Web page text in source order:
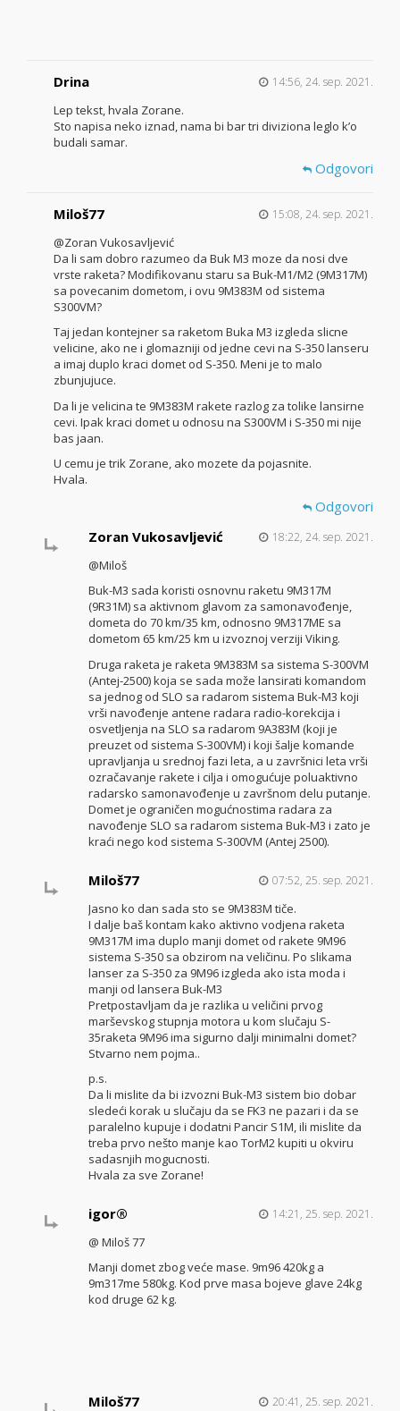
Drina 14:56, 24. sep. 2021.
Lep tekst, hvala Zorane.
Sto napisa neko iznad, nama bi bar tri diviziona leglo k’o
budali samar.
Odgovori
Miloš77 15:08, 24. sep. 2021.
@Zoran Vukosavljević
Da li sam dobro razumeo da Buk M3 moze da nosi dve
vrste raketa? Modifikovanu staru sa Buk-M1/M2 (9M317M)
sa povecanim dometom, i ovu 9M383M od sistema
S300VM?
Taj jedan kontejner sa raketom Buka M3 izgleda slicne
velicine, ako ne i glomazniji od jedne cevi na S-350 lanseru
a imaj duplo kraci domet od S-350. Meni je to malo
zbunjujuce.
Da li je velicina te 9M383M rakete razlog za tolike lansirne
cevi. Ipak kraci domet u odnosu na S300VM i S-350 mi nije
bas jaan.
U cemu je trik Zorane, ako mozete da pojasnite.
Hvala.
Odgovori
Zoran Vukosavljević
18:22, 24. sep. 2021.
@Miloš
Buk-M3 sada koristi osnovnu raketu 9M317M
(9R31M) sa aktivnom glavom za samonavođenje,
dometa do 70 km/35 km, odnosno 9M317ME sa
dometom 65 km/25 km u izvoznoj verziji Viking.
Druga raketa je raketa 9M383M sa sistema S-300VM
(Antej-2500) koja se sada može lansirati komandom
sa jednog od SLO sa radarom sistema Buk-M3 koji
vrši navođenje antene radara radio-korekcija i
osvetljenja na SLO sa radarom 9A383M (koji je
preuzet od sistema S-300VM) i koji šalje komande
upravljanja u srednoj fazi leta, a u završnici leta vrši
ozračavanje rakete i cilja i omogućuje poluaktivno
radarsko samonavođenje u završnom delu putanje.
Domet je ograničen mogućnostima radara za
navođenje SLO sa radarom sistema Buk-M3 i zato je
kraći nego kod sistema S-300VM (Antej 2500).
Miloš77 07:52, 25. sep. 2021.
Jasno ko dan sada sto se 9M383M tiče.
I dalje baš kontam kako aktivno vodjena raketa
9M317M ima duplo manji domet od rakete 9M96
sistema S-350 sa obzirom na veličinu. Po slikama
lanser za S-350 za 9M96 izgleda ako ista moda i
manji od lansera Buk-M3
Pretpostavljam da je razlika u veličini prvog
marševskog stupnja motora u kom slučaju S-
35raketa 9M96 ima sigurno dalji minimalni domet?
Stvarno nem pojma..
p.s.
Da li mislite da bi izvozni Buk-M3 sistem bio dobar
sledeći korak u slučaju da se FK3 ne pazari i da se
paralelno kupuje i dodatni Pancir S1M, ili mislite da
treba prvo nešto manje kao TorM2 kupiti u okviru
sadasnjih mogucnosti.
Hvala za sve Zorane!
igor® 14:21, 25. sep. 2021.
@ Miloš 77
Manji domet zbog veće mase. 9m96 420kg a
9m317me 580kg. Kod prve masa bojeve glave 24kg
kod druge 62 kg.
Miloš77 20:41, 25. sep. 2021.